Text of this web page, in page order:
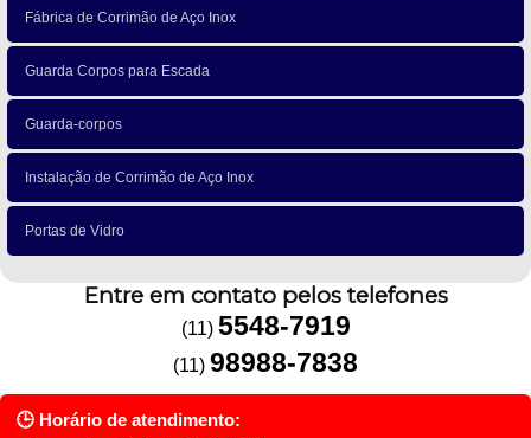
Fábrica de Corrimão de Aço Inox
Guarda Corpos para Escada
Guarda-corpos
Instalação de Corrimão de Aço Inox
Portas de Vidro
Entre em contato pelos telefones
(11) 5548-7919
(11) 98988-7838